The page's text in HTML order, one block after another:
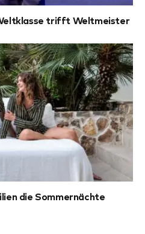
trifft Weltmeister
die Sommernächte